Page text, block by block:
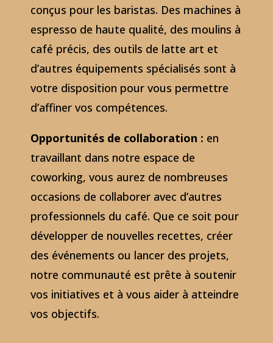
conçus pour les baristas. Des machines à
espresso de haute qualité, des moulins à
café précis, des outils de latte art et
d’autres équipements spécialisés sont à
votre disposition pour vous permettre
d’affiner vos compétences.
Opportunités de collaboration : en
travaillant dans notre espace de
coworking, vous aurez de nombreuses
occasions de collaborer avec d’autres
professionnels du café. Que ce soit pour
développer de nouvelles recettes, créer
des événements ou lancer des projets,
notre communauté est prête à soutenir
vos initiatives et à vous aider à atteindre
vos objectifs.